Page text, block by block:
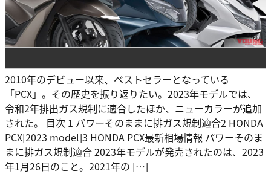
2010年のデビュー以来、ベストセラーとなっている
「PCX」。その歴史を振り返りたい。2023年モデルでは、
令和2年排出ガス規制に適合したほか、ニューカラーが追加
された。 目次 1 パワーそのままに排ガス規制適合2 HONDA
PCX[2023 model]3 HONDA PCX最新相場情報 パワーそのま
まに排ガス規制適合 2023年モデルが発売されたのは、2023
年1月26日のこと。2021年の […]